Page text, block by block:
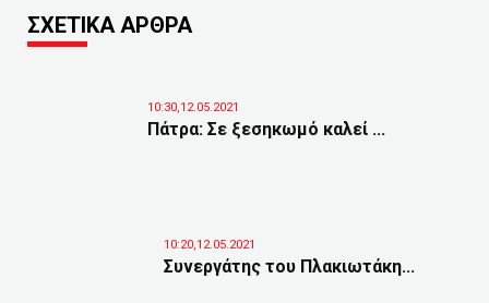
ΣΧΕΤΙΚΑ ΑΡΘΡΑ
10:30,12.05.2021
Πάτρα: Σε ξεσηκωμό καλεί ...
10:20,12.05.2021
Συνεργάτης του Πλακιωτάκη...